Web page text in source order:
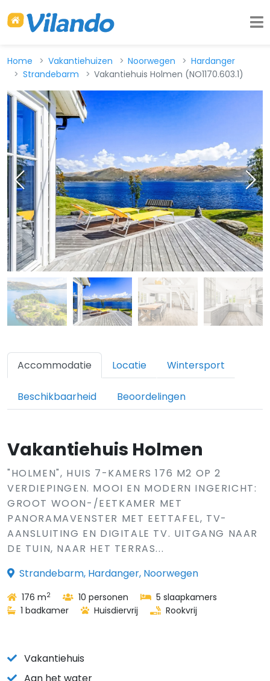
Home Vakantiehuizen Noorwegen
Hardanger
Strandebarm
Vakantiehuis Holmen (NO1170.603.1)
Accommodatie Locatie Wintersport
Beschikbaarheid Beoordelingen
Vakantiehuis Holmen
"HOLMEN", HUIS 7-KAMERS 176 M2 OP 2
VERDIEPINGEN. MOOI EN MODERN INGERICHT:
GROOT WOON-/EETKAMER MET
PANORAMAVENSTER MET EETTAFEL, TV-
AANSLUITING EN DIGITALE TV. UITGANG NAAR
DE TUIN, NAAR HET TERRAS...
Strandebarm, Hardanger, Noorwegen
176 m2 10 personen
5 slaapkamers
1 badkamer
Huisdiervrij Rookvrij
Vakantiehuis